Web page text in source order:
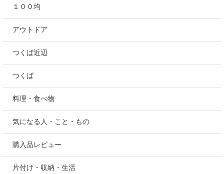
１００均
アウトドア
つくば近辺
つくば
料理・食べ物
気になる人・こと・もの
購入品レビュー
片付け・収納・生活